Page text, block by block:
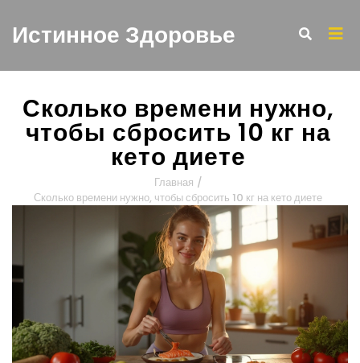
Истинное Здоровье
Сколько времени нужно,
чтобы сбросить 10 кг на
кето диете
Главная /
Сколько времени нужно, чтобы сбросить 10 кг на кето диете